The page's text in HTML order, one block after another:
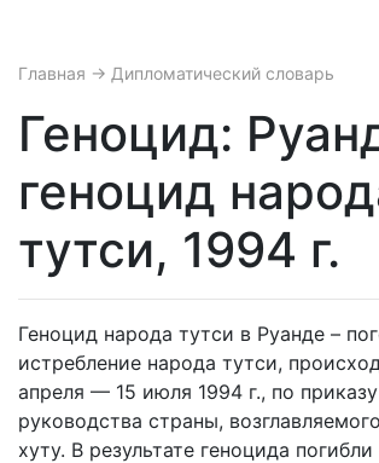
Главная → Дипломатический словарь
Геноцид:
геноцид
тутси, 1994 г.
Геноцид народа тутси в Руанде –
истребление народа тутси,
апреля — 15 июля 1994 г., по
руководства страны,
хуту. В результате геноцида